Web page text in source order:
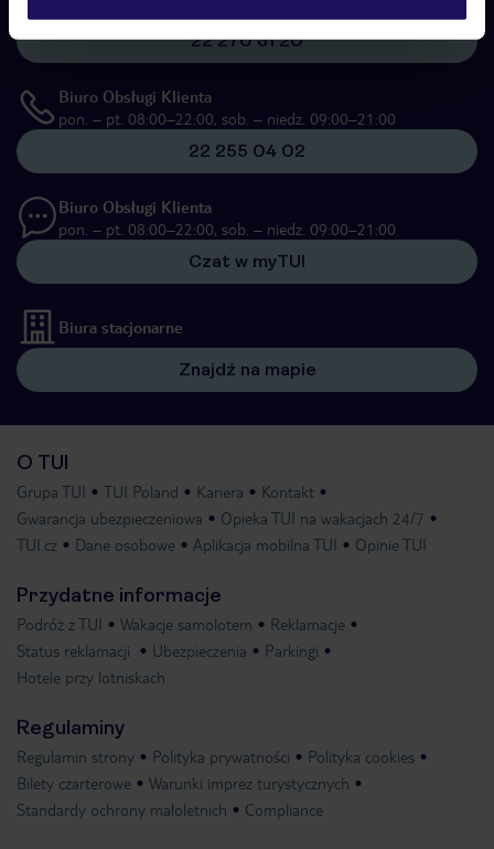
22 270 31 20
Biuro Obsługi Klienta
pon. – pt. 08:00–22:00, sob. – niedz. 09:00–21:00
22 255 04 02
Biuro Obsługi Klienta
pon. – pt. 08:00–22:00, sob. – niedz. 09:00–21:00
Czat w myTUI
Biura stacjonarne
Znajdź na mapie
O TUI
Grupa TUI TUI Poland Kariera
Kontakt
Gwarancja ubezpieczeniowa
Opieka TUI na wakacjach 24/7
TUI.cz
Dane osobowe Aplikacja mobilna TUI Opinie TUI
Przydatne informacje
Podróż z TUI Wakacje samolotem
Reklamacje
Status reklamacji
Ubezpieczenia
Parkingi
Hotele przy lotniskach
Regulaminy
Regulamin strony Polityka prywatności
Polityka cookies
Bilety czarterowe
Warunki imprez turystycznych
Standardy ochrony małoletnich
Compliance